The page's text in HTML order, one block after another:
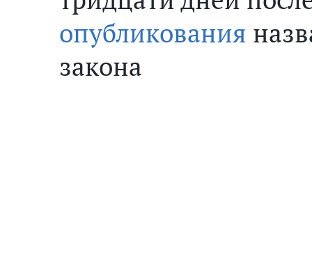
опубликования
закона